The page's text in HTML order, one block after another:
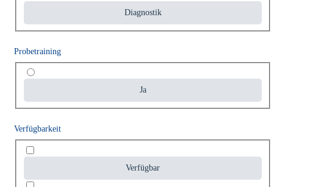
Diagnostik
Probetraining
Ja
Verfügbarkeit
Verfügbar